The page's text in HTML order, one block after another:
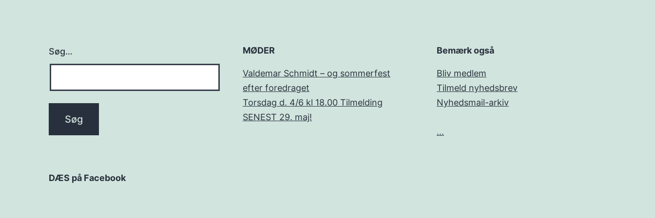
Søg… MØDER
Valdemar Schmidt – og sommerfest
efter foredraget
Torsdag d. 4/6 kl 18.00 Tilmelding
SENEST 29. maj!
Bemærk også
Bliv medlem
Tilmeld nyhedsbrev
Nyhedsmail-arkiv
...
DÆS på Facebook